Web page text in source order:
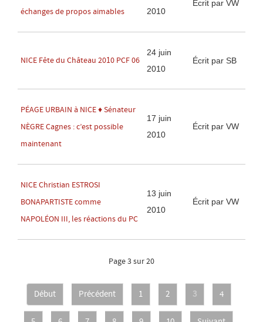
échanges de propos aimables
2010
Écrit par VW
NICE Fête du Château 2010 PCF 06
24 juin
2010
Écrit par SB
PÉAGE URBAIN à NICE ♦ Sénateur
NÈGRE Cagnes : c’est possible
maintenant
17 juin
2010
Écrit par VW
NICE Christian ESTROSI
BONAPARTISTE comme
NAPOLÉON III, les réactions du PC
13 juin
2010
Écrit par VW
Page 3 sur 20
Début Précédent 1 2 3 4